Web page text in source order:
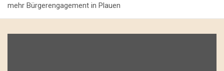
mehr Bürgerengagement in Plauen